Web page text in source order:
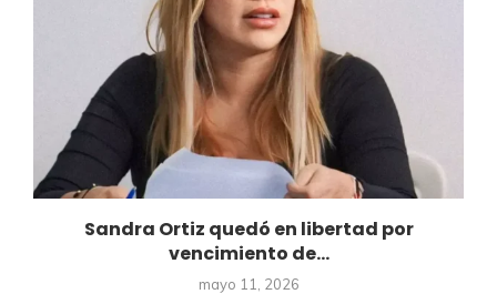
Sandra Ortiz quedó en libertad por
vencimiento de...
mayo 11, 2026